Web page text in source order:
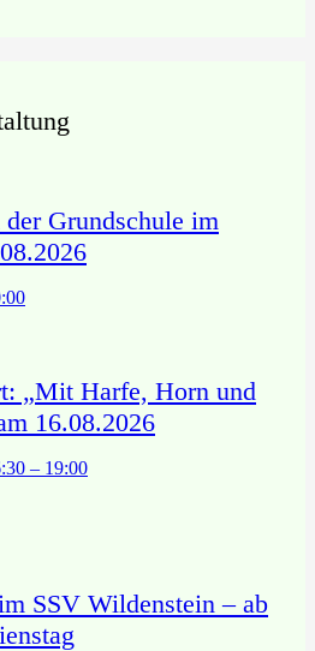
Grundschule im
„Mit Harfe, Horn und
16.08.2026
– 19:00
SSV Wildenstein – ab